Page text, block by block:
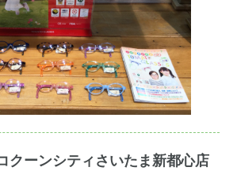
クーンシティさいたま新都心店